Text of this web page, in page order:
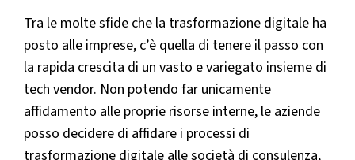
Tra le molte sfide che la trasformazione digitale ha
posto alle imprese, c’è quella di tenere il passo con
la rapida crescita di un vasto e variegato insieme di
tech vendor. Non potendo far unicamente
affidamento alle proprie risorse interne, le aziende
posso decidere di affidare i processi di
trasformazione digitale alle società di consulenza,